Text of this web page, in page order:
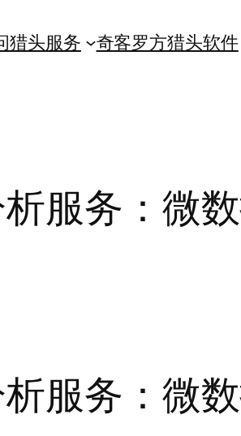
猎头服务 奇客罗方猎头软件
服务：微
服务：微